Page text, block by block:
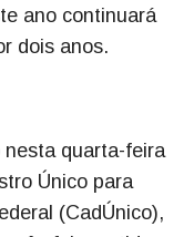
ano continuará
dois anos.
nesta quarta-feira
Único para
(CadÚnico),